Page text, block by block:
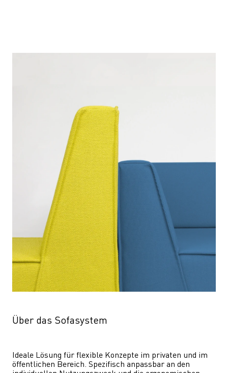
Über das Sofasystem
Ideale Lösung für flexible Konzepte im privaten und im
öffentlichen Bereich. Spezifisch anpassbar an den